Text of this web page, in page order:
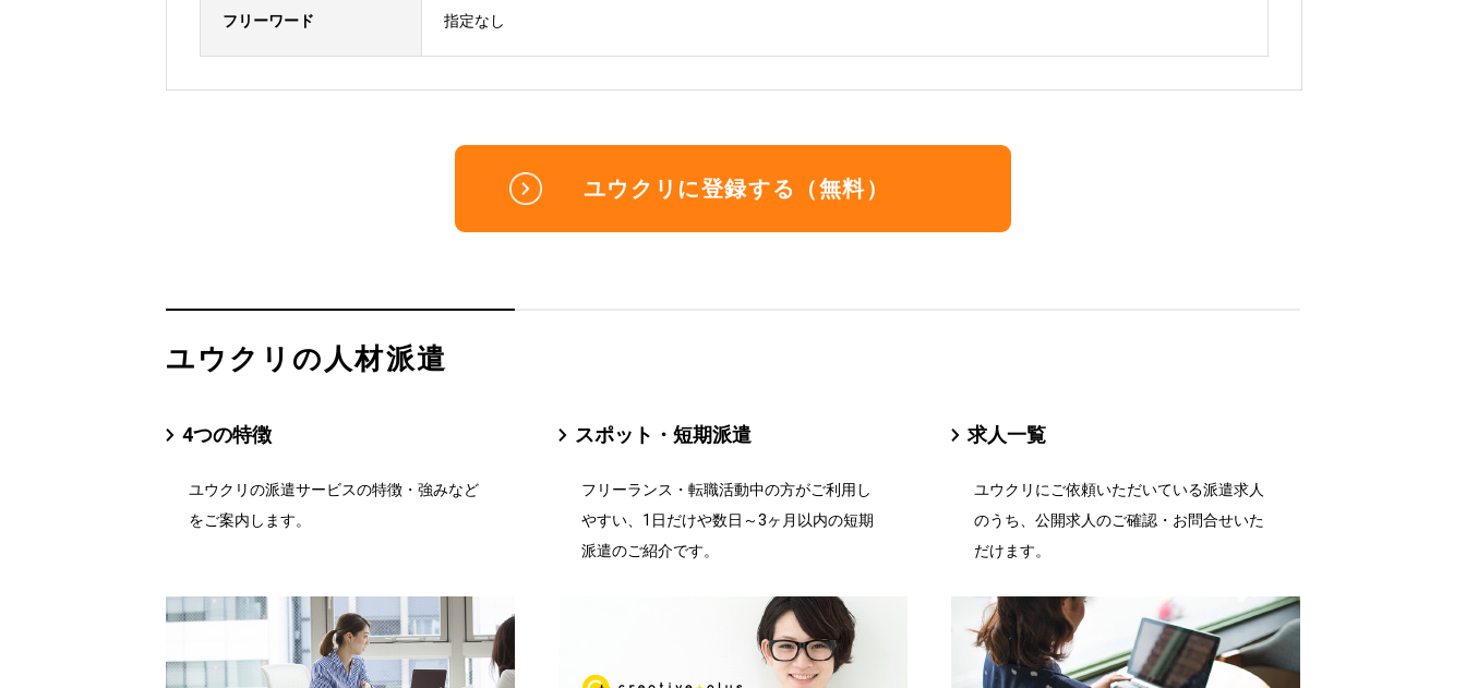
フリーワード 指定なし
ユウクリに登録する（無料）
ユウクリの人材派遣
4つの特徴
ユウクリの派遣サービスの特徴・強みなど
をご案内します。
スポット・短期派遣
フリーランス・転職活動中の方がご利用し
やすい、1日だけや数日～3ヶ月以内の短期
派遣のご紹介です。
求人一覧
ユウクリにご依頼いただいている派遣求人
のうち、公開求人のご確認・お問合せいた
だけます。